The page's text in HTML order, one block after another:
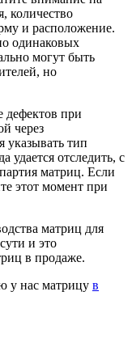
количество
и расположение.
одинаковых
могут быть
но
дефектов при
через
тип
удается отследить, с
матриц. Если
этот момент при
матриц для
и это
в продаже.
у нас матрицу в